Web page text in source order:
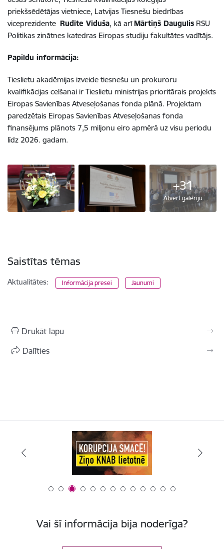
priekšsēdētājas vietniece, Latvijas Tiesnešu biedrības
viceprezidente Rudīte Vīduša, kā arīMārtiņš Daugulis RSU
Politikas zinātnes katedras Eiropas studiju fakultātes vadītājs.
Papildu informācija:
Tieslietu akadēmijas izveide tiesnešu un prokuroru
kvalifikācijas celšanai ir Tieslietu ministrijas prioritārais projekts
Eiropas Savienības Atveseļošanas fonda plānā. Projektam
paredzētais Eiropas Savienības Atveseļošanas fonda
finansējums plānots 7,5 miljonu eiro apmērā uz visu periodu
līdz 2026. gadam.
+31
Atvērt galeriju
Saistītas tēmas
Aktualitātes: Informācija presei Jaunumi
Drukāt lapu
Dalīties
Vai šī informācija bija noderīga?